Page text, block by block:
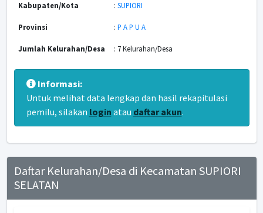
Kabupaten/Kota : SUPIORI
Provinsi : P A P U A
Jumlah Kelurahan/Desa : 7 Kelurahan/Desa
Informasi:
Untuk melihat data lengkap dan hasil rekapitulasi
pemilu, silakan login atau daftar akun.
Daftar Kelurahan/Desa di Kecamatan SUPIORI
SELATAN